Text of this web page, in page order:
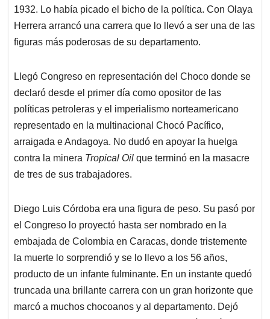
1932. Lo había picado el bicho de la política. Con Olaya
Herrera arrancó una carrera que lo llevó a ser una de las
figuras más poderosas de su departamento.
Llegó Congreso en representación del Choco donde se
declaró desde el primer día como opositor de las
políticas petroleras y el imperialismo norteamericano
representado en la multinacional Chocó Pacífico,
arraigada e Andagoya. No dudó en apoyar la huelga
contra la minera Tropical Oil que terminó en la masacre
de tres de sus trabajadores.
Diego Luis Córdoba era una figura de peso. Su pasó por
el Congreso lo proyectó hasta ser nombrado en la
embajada de Colombia en Caracas, donde tristemente
la muerte lo sorprendió y se lo llevo a los 56 años,
producto de un infante fulminante. En un instante quedó
truncada una brillante carrera con un gran horizonte que
marcó a muchos chocoanos y al departamento. Dejó